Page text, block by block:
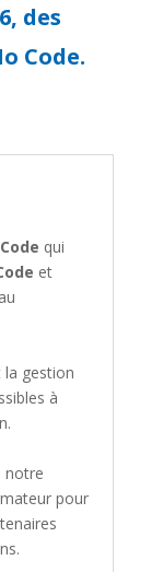
des
Code.
qui
et
gestion
à
notre
pour